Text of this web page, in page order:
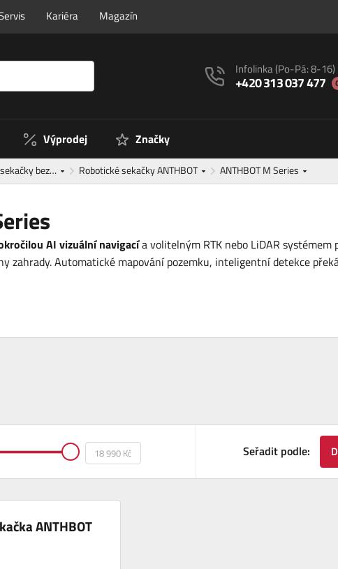
Kariéra Magazín
Infolinka(Po-Pá: 8-16)
+420 313 037 477
Výprodej Značky
bez… Robotické sekačky ANTHBOT ANTHBOT M Series
AI vizuální navigacía volitelným RTK nebo LiDAR
zahrady. Automatické mapování pozemku, inteligentní detekce
Seřadit podle:
ANTHBOT